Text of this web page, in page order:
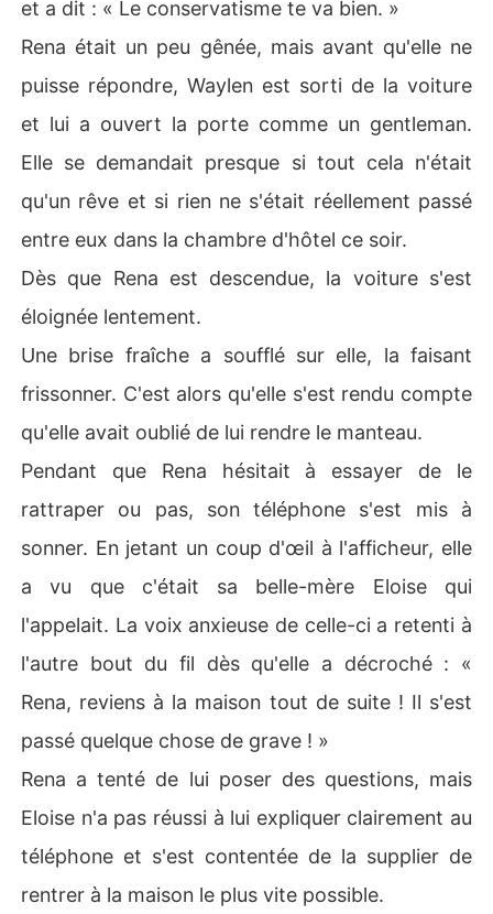
et a dit : « Le conservatisme te va bien. »
Rena était un peu gênée, mais avant qu'elle ne
puisse répondre, Waylen est sorti de la voiture
et lui a ouvert la porte comme un gentleman.
Elle se demandait presque si tout cela n'était
qu'un rêve et si rien ne s'était réellement passé
entre eux dans la chambre d'hôtel ce soir.
Dès que Rena est descendue, la voiture s'est
éloignée lentement.
Une brise fraîche a soufflé sur elle, la faisant
frissonner. C'est alors qu'elle s'est rendu compte
qu'elle avait oublié de lui rendre le manteau.
Pendant que Rena hésitait à essayer de le
rattraper ou pas, son téléphone s'est mis à
sonner. En jetant un coup d'œil à l'afficheur, elle
a vu que c'était sa belle-mère Eloise qui
l'appelait. La voix anxieuse de celle-ci a retenti à
l'autre bout du fil dès qu'elle a décroché : «
Rena, reviens à la maison tout de suite ! Il s'est
passé quelque chose de grave ! »
Rena a tenté de lui poser des questions, mais
Eloise n'a pas réussi à lui expliquer clairement au
téléphone et s'est contentée de la supplier de
rentrer à la maison le plus vite possible.